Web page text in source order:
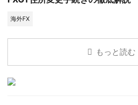
海外FX
もっと読む